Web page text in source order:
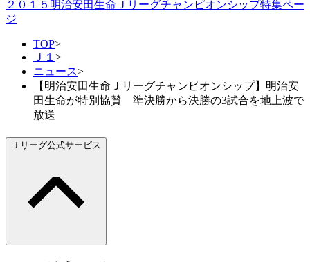
２０１５明治安田生命Ｊリーグチャンピオンシップ特集ペー
ジ
TOP>
Ｊ１ >
ニュース>
【明治安田生命Ｊリーグチャンピオンシップ】明治安
田生命が特別協賛 準決勝から決勝の3試合を地上波で
放送
Ｊリーグ公式サービス